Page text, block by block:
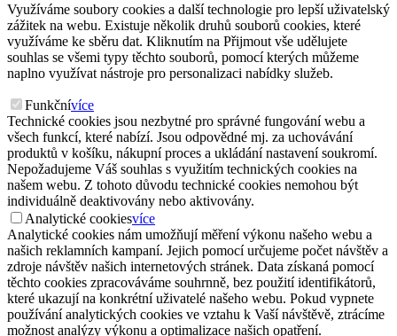
Využíváme soubory cookies a další technologie pro lepší uživatelský
zážitek na webu. Existuje několik druhů souborů cookies, které
využíváme ke sběru dat. Kliknutím na Přijmout vše udělujete
souhlas se všemi typy těchto souborů, pomocí kterých můžeme
naplno využívat nástroje pro personalizaci nabídky služeb.
Funkčnívíce
Technické cookies jsou nezbytné pro správné fungování webu a
všech funkcí, které nabízí. Jsou odpovědné mj. za uchovávání
produktů v košíku, nákupní proces a ukládání nastavení soukromí.
Nepožadujeme Váš souhlas s využitím technických cookies na
našem webu. Z tohoto důvodu technické cookies nemohou být
individuálně deaktivovány nebo aktivovány.
Analytické cookiesvíce
Analytické cookies nám umožňují měření výkonu našeho webu a
našich reklamních kampaní. Jejich pomocí určujeme počet návštěv a
zdroje návštěv našich internetových stránek. Data získaná pomocí
těchto cookies zpracováváme souhrnně, bez použití identifikátorů,
které ukazují na konkrétní uživatelé našeho webu. Pokud vypnete
používání analytických cookies ve vztahu k Vaší návštěvě, ztrácíme
možnost analýzy výkonu a optimalizace našich opatření.